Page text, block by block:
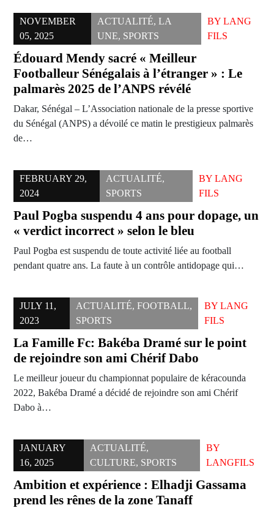
NOVEMBER
05, 2025
ACTUALITÉ,LA
UNE, SPORTS
BYLANG
FILS
Édouard Mendy sacré « Meilleur
Footballeur Sénégalais à l’étranger » : Le
palmarès 2025 de l’ANPS révélé
Dakar, Sénégal – L’Association nationale de la presse sportive
du Sénégal (ANPS) a dévoilé ce matin le prestigieux palmarès
de…
FEBRUARY 29,
2024
ACTUALITÉ,
SPORTS
BYLANG
FILS
Paul Pogba suspendu 4 ans pour dopage, un
« verdict incorrect » selon le bleu
Paul Pogba est suspendu de toute activité liée au football
pendant quatre ans. La faute à un contrôle antidopage qui…
JULY 11,
2023
ACTUALITÉ,FOOTBALL,
SPORTS
BYLANG
FILS
La Famille Fc: Bakéba Dramé sur le point
de rejoindre son ami Chérif Dabo
Le meilleur joueur du championnat populaire de kéracounda
2022, Bakéba Dramé a décidé de rejoindre son ami Chérif
Dabo à…
JANUARY
16, 2025
ACTUALITÉ,
CULTURE, SPORTS
BY
LANGFILS
Ambition et expérience : Elhadji Gassama
prend les rênes de la zone Tanaff